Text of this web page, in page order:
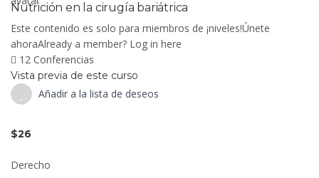
Nutrición en la cirugía bariátrica
Este contenido es solo para miembros de ¡niveles!Únete
ahoraAlready a member? Log in here
12 Conferencias
Vista previa de este curso
Añadir a la lista de deseos
$26
Derecho